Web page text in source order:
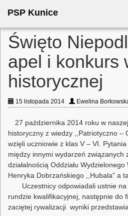
PSP Kunice
Święto
apel i konkurs
historycznej
15 listopada 2014 Ewelina
27 października 2014 roku w
historyczny z wiedzy ,,Patriotyczno –
wzięli uczniowie z klas V – VI.
między innymi wydarzeń związanych
działalnością Oddziału
Henryka Dobrzańskiego ,,Hubala” a
Uczestnicy odpowiadali ustnie na
rundzie kwalifikacyjnej, następnie do
zaciętej rywalizacji wyniki